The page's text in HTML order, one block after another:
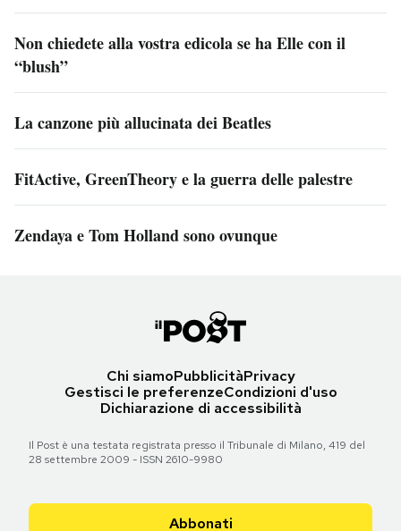
Non chiedete alla vostra edicola se ha Elle con il
“blush”
La canzone più allucinata dei Beatles
FitActive, GreenTheory e la guerra delle palestre
Zendaya e Tom Holland sono ovunque
Chi siamoPubblicitàPrivacy
Gestisci le preferenzeCondizioni d'uso
Dichiarazione di accessibilità
Il Post è una testata registrata presso il Tribunale di Milano, 419 del
28 settembre 2009 - ISSN 2610-9980
Abbonati